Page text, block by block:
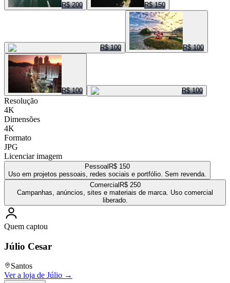
R$ 200 R$ 150
R$ 100 R$ 100
R$ 100 R$ 100
Resolução
4K
Dimensões
4K
Formato
JPG
Licenciar imagem
Pessoal R$ 150
Uso em projetos pessoais, redes sociais e portfólio. Sem revenda.
Comercial R$ 250
Campanhas, anúncios, sites e materiais de marca. Uso comercial
liberado.
Quem captou
Júlio Cesar
Santos
Ver a loja de Júlio →